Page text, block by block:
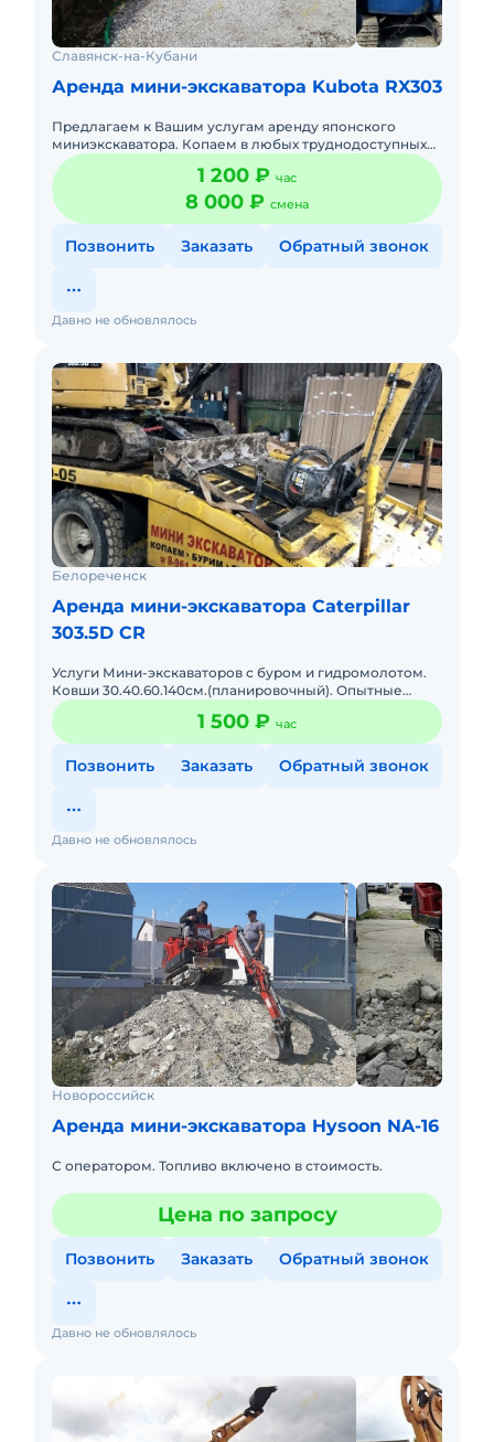
Славянск-на-Кубани
Аренда мини-экскаватора Kubota RX303
Предлагаем к Вашим услугам аренду японского
миниэкскаватора. Копаем в любых труднодоступных
местах. Также можем: • рытье траншей под
водопровод • рытье траншей
1 200 ₽ час
8 000 ₽ смена
Позвонить Заказать Обратный звонок
Давно не обновлялось
Белореченск
Аренда мини-экскаватора Caterpillar
303.5D CR
Услуги Мини-экскаваторов с буром и гидромолотом.
Ковши 30.40.60.140см.(планировочный). Опытные
операторы (машинисты).
1 500 ₽ час
Позвонить Заказать Обратный звонок
Давно не обновлялось
Новороссийск
Аренда мини-экскаватора Hysoon NA-16
С оператором. Топливо включено в стоимость.
Цена по запросу
Позвонить Заказать Обратный звонок
Давно не обновлялось